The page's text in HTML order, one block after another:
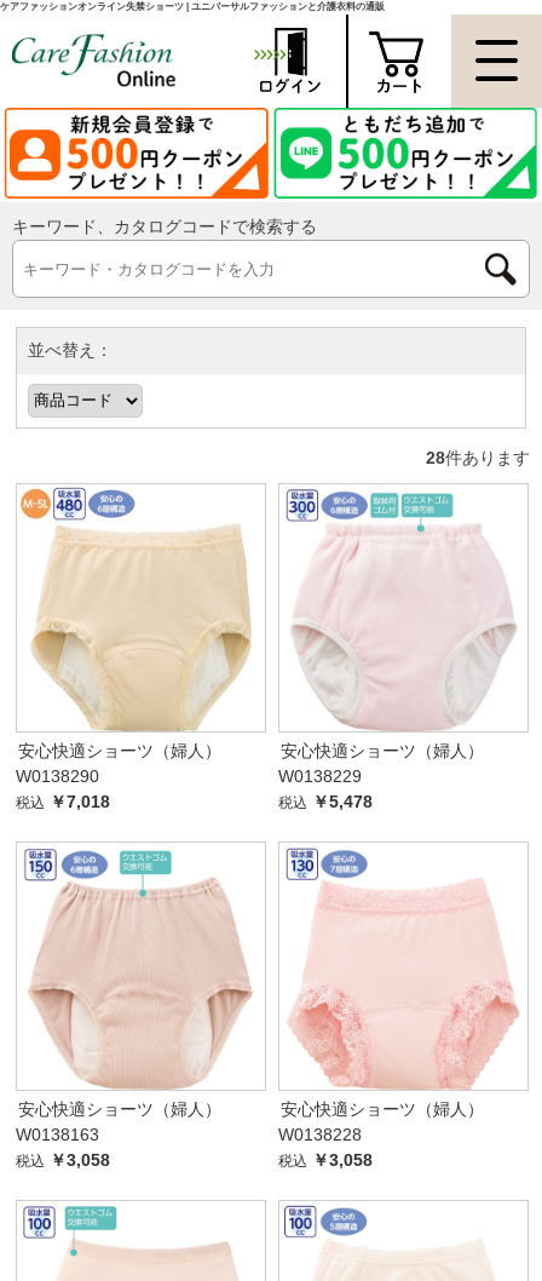
ケアファッションオンライン失禁ショーツ | ユニバーサルファッションと介護衣料の通販
キーワード、カタログコードで検索する
並べ替え：
28件あります
安心快適ショーツ（婦人）
W0138290
税込 ￥7,018
安心快適ショーツ（婦人）
W0138229
税込 ￥5,478
安心快適ショーツ（婦人）
W0138163
税込 ￥3,058
安心快適ショーツ（婦人）
W0138228
税込 ￥3,058